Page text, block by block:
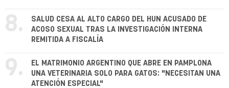
8.
SALUD CESA AL ALTO CARGO DEL HUN ACUSADO DE
ACOSO SEXUAL TRAS LA INVESTIGACIÓN INTERNA
REMITIDA A FISCALÍA
9.
EL MATRIMONIO ARGENTINO QUE ABRE EN PAMPLONA
UNA VETERINARIA SOLO PARA GATOS: "NECESITAN UNA
ATENCIÓN ESPECIAL"